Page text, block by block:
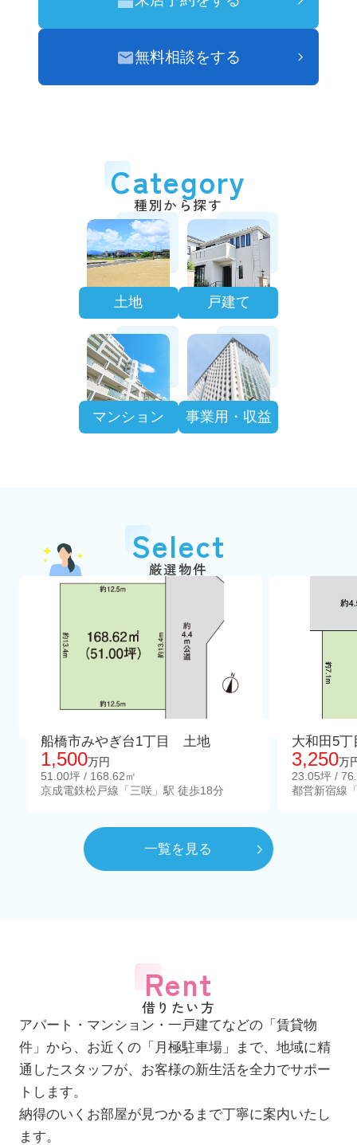
無料相談をする
Category
種別から探す
土地 戸建て
マンション 事業用・収益
Select
厳選物件
船橋市みやぎ台1丁目 土地
1,500万円
51.00坪 / 168.62㎡
京成電鉄松戸線「三咲」駅 徒歩18分
大和田5
3,250万
23.05坪 /
都営新宿線
一覧を見る
Rent
借りたい方
アパート・マンション・一戸建てなどの「賃貸物
件」から、お近くの「月極駐車場」まで、地域に精
通したスタッフが、お客様の新生活を全力でサポー
トします。
納得のいくお部屋が見つかるまで丁寧に案内いたし
ます。